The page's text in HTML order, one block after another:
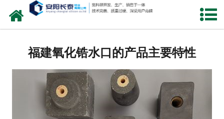
网站首页
中间包水口
定径水口
福建氧化锆水口的产品主要特性